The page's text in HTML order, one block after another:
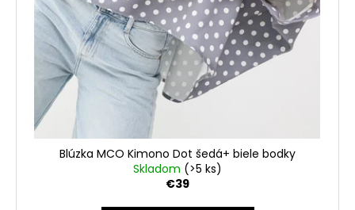
Blúzka MCO Kimono Dot šedá+ biele bodky
Skladom (>5 ks)
€39